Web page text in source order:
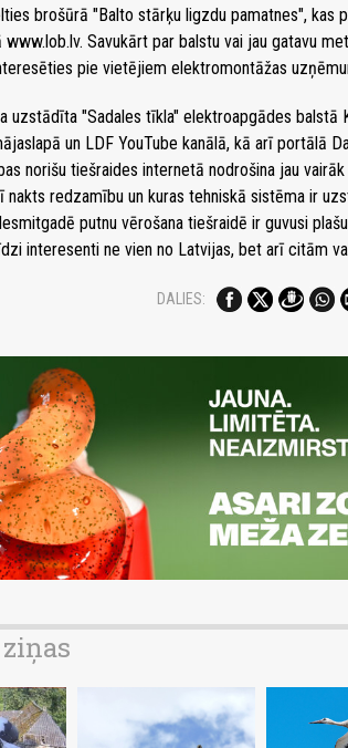
brošūrā "Balto stārķu ligzdu pamatnes", kas
www.lob.lv. Savukārt par balstu vai jau gatavu
pie vietējiem elektromontāžas
uzstādīta "Sadales tīkla" elektroapgādes balstā
un LDF YouTube kanālā, kā arī portālā
norišu tiešraides internetā nodrošina jau
nakts redzamību un kuras tehniskā sistēma ir
putnu vērošana tiešraidē ir guvusi
interesenti ne vien no Latvijas, bet arī citām
DALIES: